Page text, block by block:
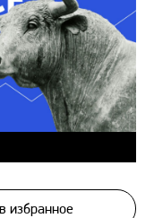
избранное